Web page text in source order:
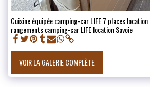
Cuisine équipée camping-car LIFE 7 places
rangements camping-car LIFE location Savoie
VOIR LA GALERIE COMPLÈTE